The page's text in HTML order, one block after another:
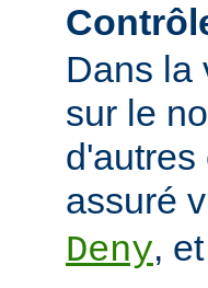
Dans la
sur le
d'autres
assuré
Deny, et